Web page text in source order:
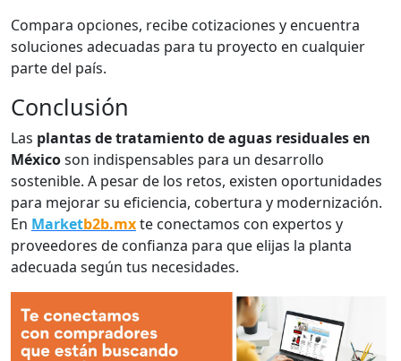
Compara opciones, recibe cotizaciones y encuentra
soluciones adecuadas para tu proyecto en cualquier
parte del país.
Conclusión
Las plantas de tratamiento de aguas residuales en
Méxicoson indispensables para un desarrollo
sostenible. A pesar de los retos, existen oportunidades
para mejorar su eficiencia, cobertura y modernización.
En Marketb2b.mxte conectamos con expertos y
proveedores de confianza para que elijas la planta
adecuada según tus necesidades.